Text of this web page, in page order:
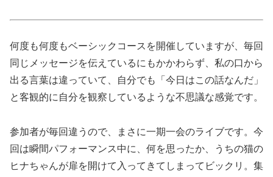
何度も何度もベーシックコースを開催していますが、毎回
同じメッセージを伝えているにもかかわらず、私の口から
出る言葉は違っていて、自分でも「今日はこの話なんだ」
と客観的に自分を観察しているような不思議な感覚です。
参加者が毎回違うので、まさに一期一会のライブです。今
回は瞬間パフォーマンス中に、何を思ったか、うちの猫の
ヒナちゃんが扉を開けて入ってきてしまってビックリ。集